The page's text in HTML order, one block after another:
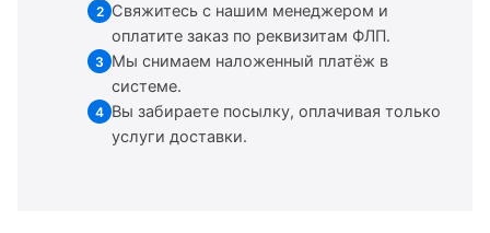
2 Свяжитесь с нашим менеджером и
оплатите заказ по реквизитам ФЛП.
3 Мы снимаем наложенный платёж в
системе.
4 Вы забираете посылку, оплачивая только
услуги доставки.